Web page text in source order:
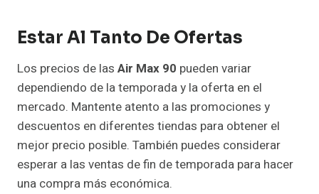
Estar Al Tanto De Ofertas
Los precios de las Air Max 90 pueden variar
dependiendo de la temporada y la oferta en el
mercado. Mantente atento a las promociones y
descuentos en diferentes tiendas para obtener el
mejor precio posible. También puedes considerar
esperar a las ventas de fin de temporada para hacer
una compra más económica.